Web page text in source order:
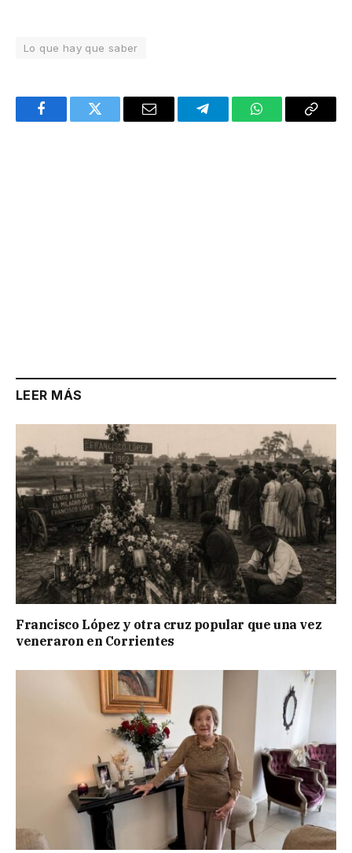
Lo que hay que saber
FacebookTwitter Email TelegramWhatsAppCopy
LEER MÁS
Francisco López y otra cruz popular que una vez
veneraron en Corrientes